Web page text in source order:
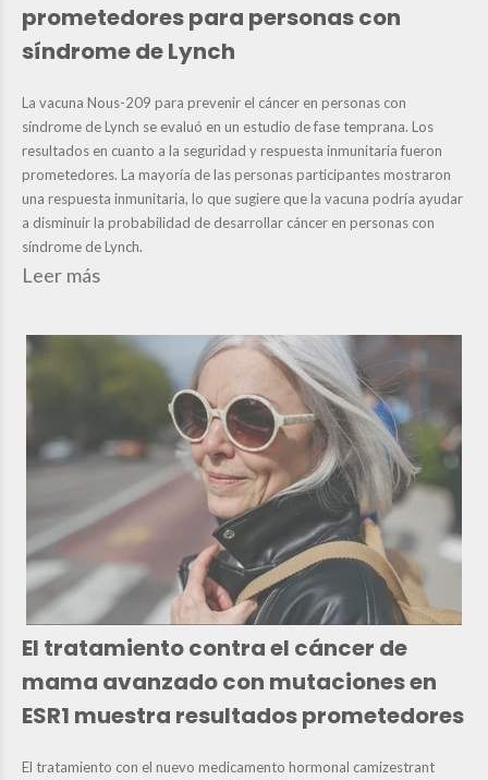
prometedores para personas con
síndrome de Lynch
La vacuna Nous-209 para prevenir el cáncer en personas con
síndrome de Lynch se evaluó en un estudio de fase temprana. Los
resultados en cuanto a la seguridad y respuesta inmunitaria fueron
prometedores. La mayoría de las personas participantes mostraron
una respuesta inmunitaria, lo que sugiere que la vacuna podría ayudar
a disminuir la probabilidad de desarrollar cáncer en personas con
síndrome de Lynch.
Leer más
El tratamiento contra el cáncer de
mama avanzado con mutaciones en
ESR1 muestra resultados prometedores
El tratamiento con el nuevo medicamento hormonal camizestrant